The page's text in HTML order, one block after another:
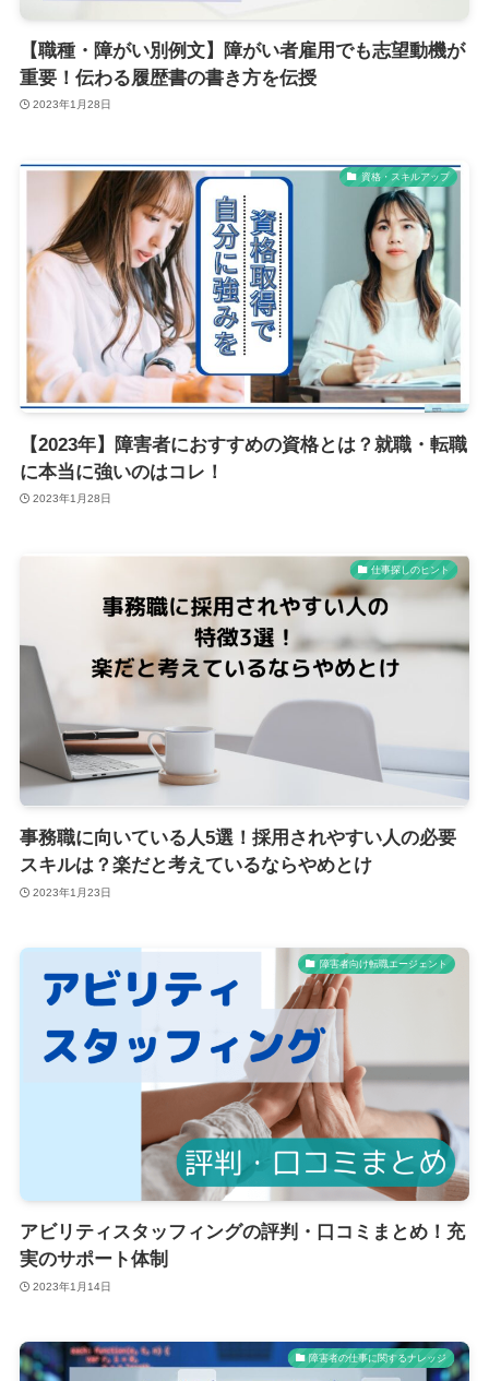
【職種・障がい別例文】障がい者雇用でも志望動機が
重要！伝わる履歴書の書き方を伝授
2023年1月28日
資格・スキルアップ
【2023年】障害者におすすめの資格とは？就職・転職
に本当に強いのはコレ！
2023年1月28日
仕事探しのヒント
事務職に向いている人5選！採用されやすい人の必要
スキルは？楽だと考えているならやめとけ
2023年1月23日
障害者向け転職エージェント
アビリティスタッフィングの評判・口コミまとめ！充
実のサポート体制
2023年1月14日
障害者の仕事に関するナレッジ